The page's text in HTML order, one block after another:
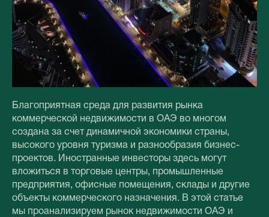
Благоприятная среда для развития рынка
коммерческой недвижимости в ОАЭ во многом
создана за счет динамичной экономики страны,
высокого уровня туризма и разнообразия бизнес-
проектов. Иностранные инвесторы здесь могут
вложиться в торговые центры, промышленные
предприятия, офисные помещения, склады и другие
объекты коммерческого назначения. В этой статье
мы проанализируем рынок недвижимости ОАЭ и